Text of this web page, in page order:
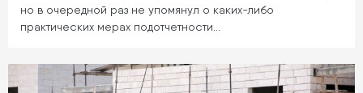
но в очередной раз не упомянул о каких-либо
практических мерах подотчетности…